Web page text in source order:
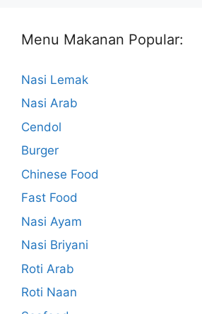
Menu Makanan Popular:
Nasi Lemak
Nasi Arab
Cendol
Burger
Chinese Food
Fast Food
Nasi Ayam
Nasi Briyani
Roti Arab
Roti Naan